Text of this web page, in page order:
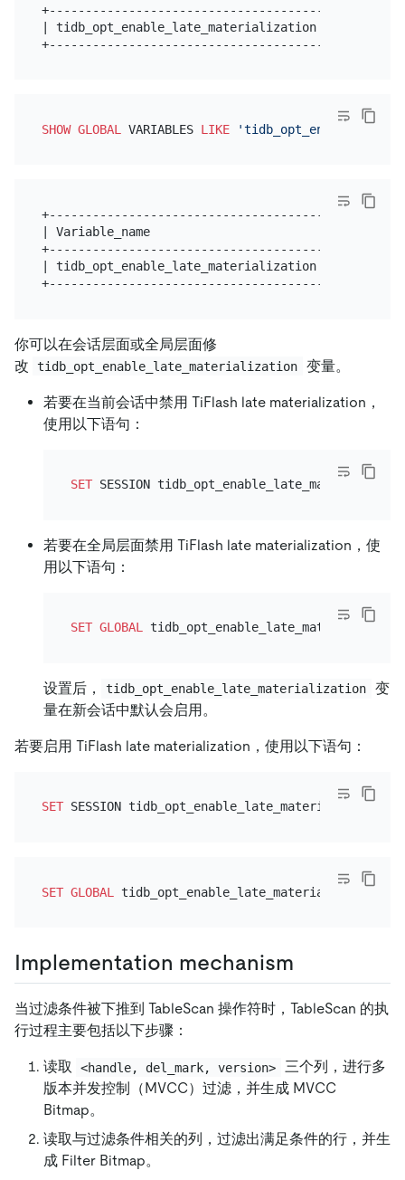
+--------------------------------------+-------+
| tidb_opt_enable_late_materialization | ON    |
SHOW GLOBAL VARIABLES LIKE
+--------------------------------------+-------+
| Variable_name                        | Value |
+--------------------------------------+-------+
| tidb_opt_enable_late_materialization | ON    |
你可以在会话层面或全局层面修
改
tidb_opt_enable_late_materialization 变量。
若要在当前会话中禁用 TiFlash late materialization，
使用以下语句：
SET SESSION
若要在全局层面禁用 TiFlash late materialization，使
用以下语句：
SET GLOBAL
设置后， tidb_opt_enable_late_materialization
变
量在新会话中默认会启用。
若要启用 TiFlash late materialization，使用以下语句：
SET SESSION tidb_opt_enable_late_materialization
SET GLOBAL tidb_opt_enable_late_materialization
Implementation mechanism
当过滤条件被下推到 TableScan 操作符时，TableScan 的执
行过程主要包括以下步骤：
读取 <handle, del_mark, version>
三个列，进行多
版本并发控制（MVCC）过滤，并生成 MVCC
Bitmap。
读取与过滤条件相关的列，过滤出满足条件的行，并生
成 Filter Bitmap。